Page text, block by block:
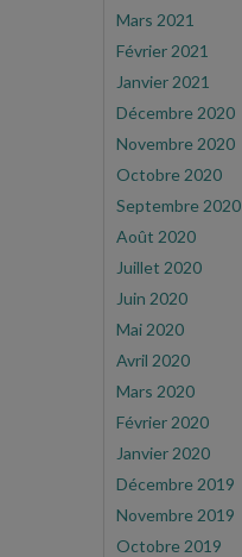
Mars 2021
Février 2021
Janvier 2021
Décembre 2020
Novembre 2020
Octobre 2020
Septembre 2020
Août 2020
Juillet 2020
Juin 2020
Mai 2020
Avril 2020
Mars 2020
Février 2020
Janvier 2020
Décembre 2019
Novembre 2019
Octobre 2019